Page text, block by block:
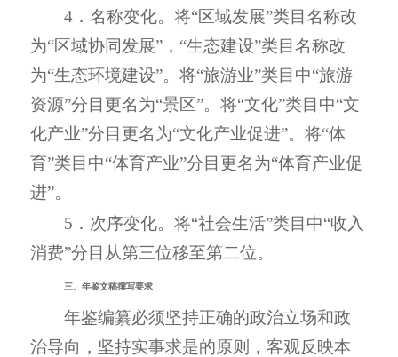
4．名称变化。将“区域发展”类目名称改
为“区域协同发展”，“生态建设”类目名称改
为“生态环境建设”。将“旅游业”类目中“旅游
资源”分目更名为“景区”。将“文化”类目中“文
化产业”分目更名为“文化产业促进”。将“体
育”类目中“体育产业”分目更名为“体育产业促
进”。
5．次序变化。将“社会生活”类目中“收入
消费”分目从第三位移至第二位。
三、年鉴文稿撰写要求
年鉴编纂必须坚持正确的政治立场和政
治导向，坚持实事求是的原则，客观反映本